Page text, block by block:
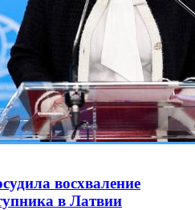
восхваление
в Латвии